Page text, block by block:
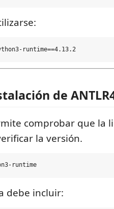
de
comprobar que la
la versión.
debe incluir: